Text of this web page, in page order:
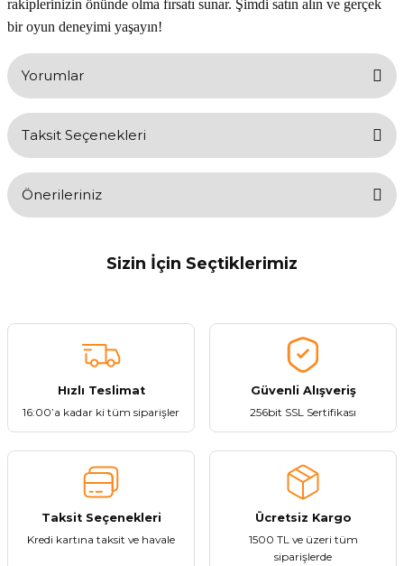
rakiplerinizin önünde olma fırsatı sunar. Şimdi satın alın ve gerçek
bir oyun deneyimi yaşayın!
Yorumlar
Taksit Seçenekleri
Önerileriniz
konularda yetersiz gördüğünüz noktaları öneri formunu kullanarak
tarafımıza iletebilirsiniz.
Ürün resmi kalitesiz, bozuk veya görüntülenemiyor.
Ürün açıklamasında eksik bilgiler bulunuyor.
Ürün bilgilerinde hatalar bulunuyor.
Ürün fiyatı diğer sitelerden daha pahalı.
Bu ürüne benzer farklı alternatifler olmalı.
Sizin İçin Seçtiklerimiz
Lenovo Thinkplus LP1 Yeni Versiyon Kablosuz Bluetooth Kulaklık Siyah
Hızlı Teslimat
16:00’a kadar ki tüm siparişler
Güvenli Alışveriş
256bit SSL Sertifikası
Taksit Seçenekleri
Kredi kartına taksit ve havale
Ücretsiz Kargo
1500 TL ve üzeri tüm
siparişlerde